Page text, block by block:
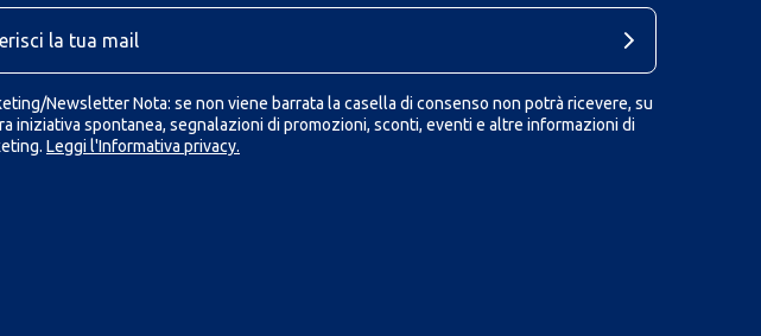
Newsletter Nota: se non viene barrata la casella di consenso non potrà ricevere, su
iniziativa spontanea, segnalazioni di promozioni, sconti, eventi e altre informazioni di
Leggi l'Informativa privacy.